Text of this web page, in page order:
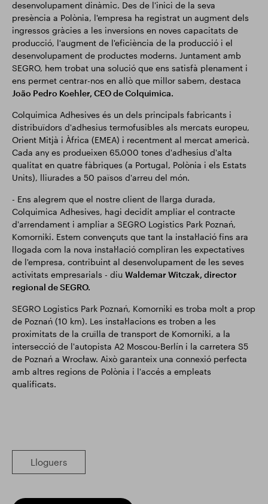
desenvolupament dinàmic. Des de l'inici de la seva
presència a Polònia, l'empresa ha registrat un augment dels
ingressos gràcies a les inversions en noves capacitats de
producció, l'augment de l'eficiència de la producció i el
desenvolupament de productes moderns. Juntament amb
SEGRO, hem trobat una solució que ens satisfà plenament i
ens permet centrar-nos en allò que millor sabem, destaca
João Pedro Koehler, CEO de Colquimica.
Colquimica Adhesives és un dels principals fabricants i
distribuïdors d'adhesius termofusibles als mercats europeu,
Orient Mitjà i Àfrica (EMEA) i recentment al mercat americà.
Cada any es produeixen 65.000 tones d'adhesius d'alta
qualitat en quatre fàbriques (a Portugal, Polònia i els Estats
Units), lliurades a 50 països d'arreu del món.
- Ens alegrem que el nostre client de llarga durada,
Colquimica Adhesives, hagi decidit ampliar el contracte
d'arrendament i ampliar a SEGRO Logistics Park Poznań,
Komorniki. Estem convençuts que tant la instal·lació fins ara
llogada com la nova instal·lació compliran les expectatives
de l'empresa, contribuint al desenvolupament de les seves
activitats empresarials - diu Waldemar Witczak, director
regional de SEGRO.
SEGRO Logistics Park Poznań, Komorniki es troba molt a prop
de Poznań (10 km). Les instal·lacions es troben a les
proximitats de la cruïlla de transport de Komorniki, a la
intersecció de l'autopista A2 Moscou-Berlín i la carretera S5
de Poznań a Wrocław. Això garanteix una connexió perfecta
amb altres regions de Polònia i l'accés a empleats
qualificats.
Lloguers